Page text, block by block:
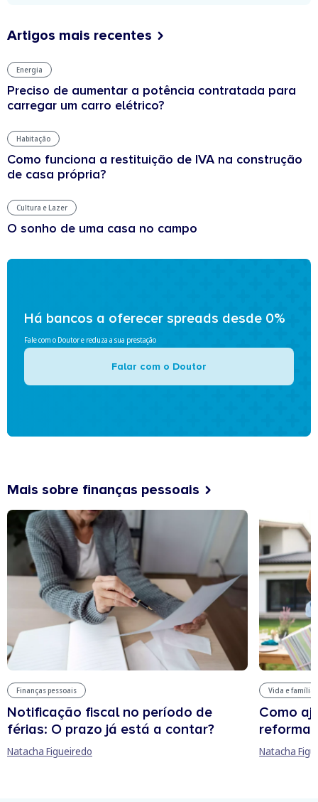
Artigos mais recentes
Energia
Preciso de aumentar a potência contratada para
carregar um carro elétrico?
Habitação
Como funciona a restituição de IVA na construção
de casa própria?
Cultura e Lazer
O sonho de uma casa no campo
Há bancos a oferecer spreads desde 0%
Fale com o Doutor e reduza a sua prestação
Falar com o Doutor
Mais sobre finanças pessoais
Finanças pessoais
Notificação fiscal no período de
férias: O prazo já está a contar?
Natacha Figueiredo
Vida e família
Como
reforma
Natacha